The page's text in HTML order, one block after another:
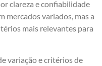
clareza e confiabilidade
mercados variados, mas a
mais relevantes para
variação e critérios de